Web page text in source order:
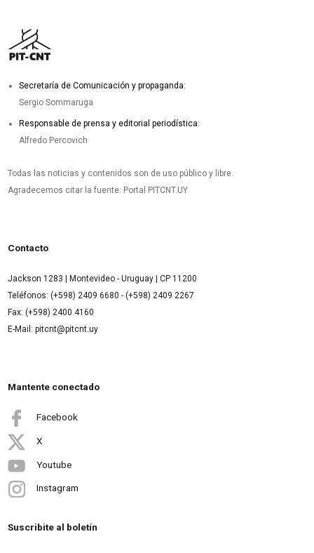
Secretaría de Comunicación y propaganda:
Sergio Sommaruga
Responsable de prensa y editorial periodística:
Alfredo Percovich
Todas las noticias y contenidos son de uso público y libre.
Agradecemos citar la fuente: Portal PITCNT.UY
Contacto
Jackson 1283 | Montevideo - Uruguay | CP 11200
Teléfonos: (+598) 2409 6680 - (+598) 2409 2267
Fax: (+598) 2400 4160
E-Mail: pitcnt@pitcnt.uy
Mantente conectado
Facebook
X
Youtube
Instagram
Suscribite al boletín